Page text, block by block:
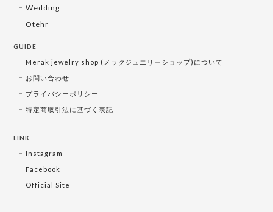
Wedding
Otehr
GUIDE
Merak jewelry shop (メラクジュエリーショップ)について
お問い合わせ
プライバシーポリシー
特定商取引法に基づく表記
LINK
Instagram
Facebook
Official Site